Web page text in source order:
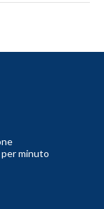
minuto